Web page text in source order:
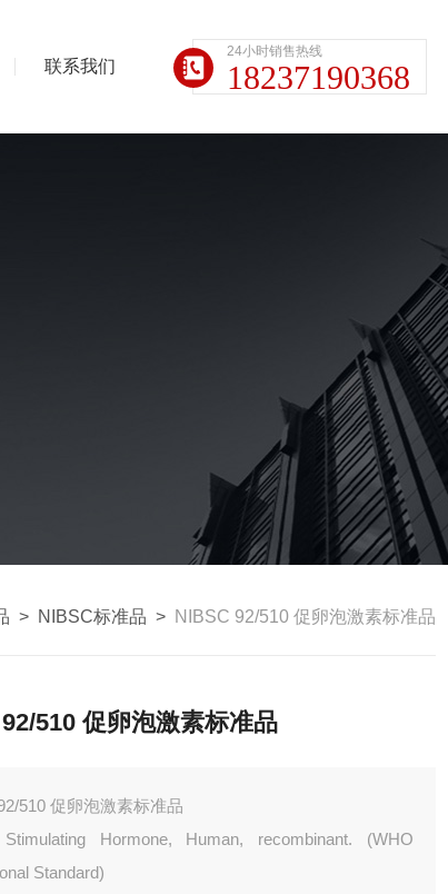
联系我们
24小时销售热线
18237190368
> NIBSC标准品 > NIBSC 92/510 促卵泡激素标准品
510 促卵泡激素标准品
510 促卵泡激素标准品
Hormone, Human, recombinant. (WHO
Standard)